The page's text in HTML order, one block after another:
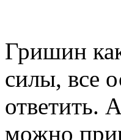
Гришин
силы, все
ответить.
можно